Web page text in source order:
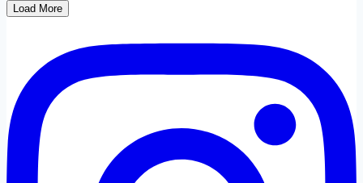
Load More